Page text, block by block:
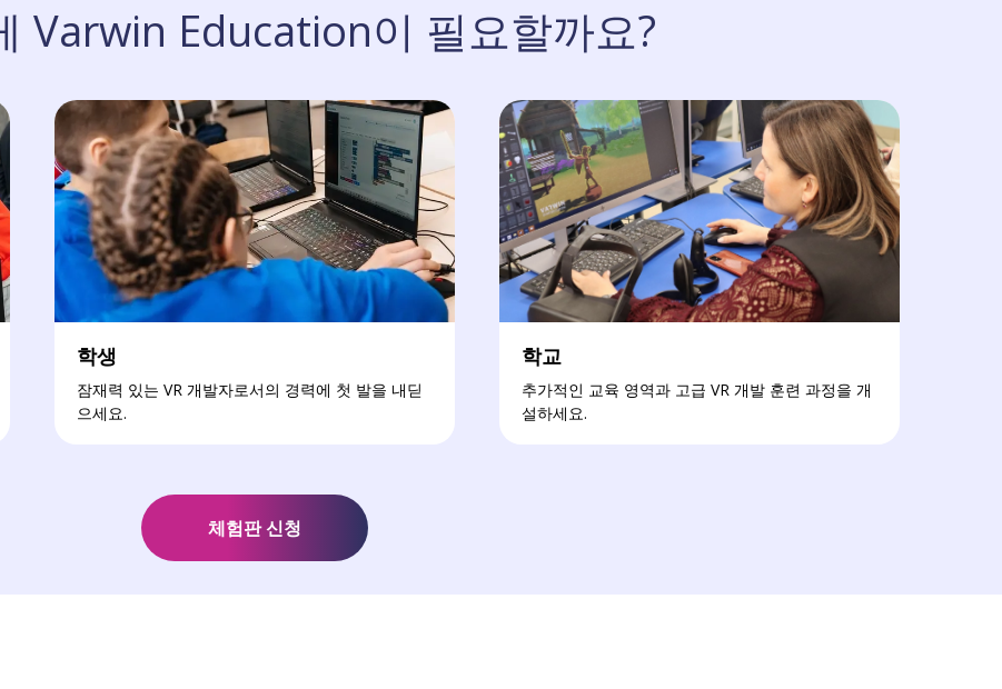
Varwin Education이 필요할까요?
학생
잠재력 있는 VR 개발자로서의 경력에 첫 발을 내딛
으세요.
학교
추가적인 교육 영역과 고급 VR 개발 훈련 과정을 개
설하세요.
체험판 신청